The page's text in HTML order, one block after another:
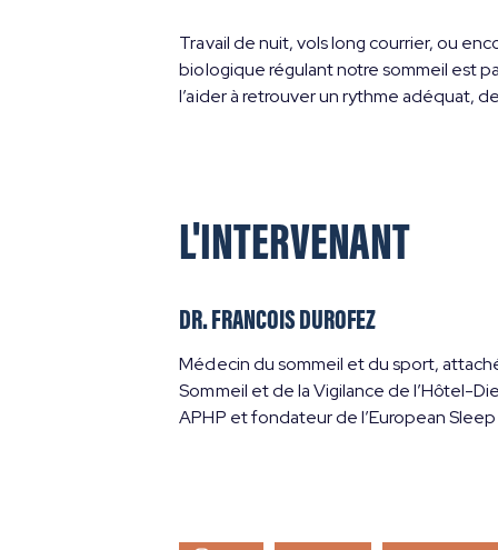
Travail de nuit, vols long courrier, ou
biologique régulant notre sommeil est
l’aider à retrouver un rythme adéquat,
L'INTERVENANT
DR. FRANCOIS DUROFEZ
Médecin du sommeil et du sport,
Sommeil et de la Vigilance de l’Hôtel-
APHP et fondateur de l’European